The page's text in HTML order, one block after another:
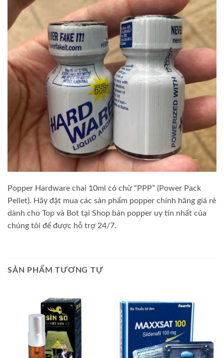
Popper Hardware chai 10ml có chữ “PPP” (Power Pack
Pellet). Hãy đặt mua các sản phẩm popper chính hãng giá rẻ
dành cho Top và Bot tại Shop bán popper uy tín nhất của
chúng tôi để được hỗ trợ 24/7.
SẢN PHẨM TƯƠNG TỰ